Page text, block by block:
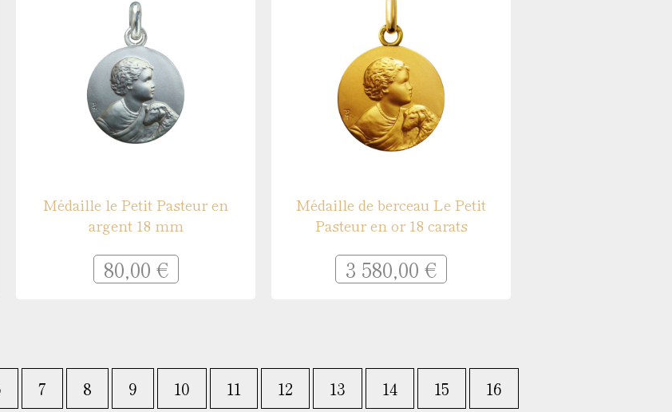
Médaille le Petit Pasteur en
argent 18 mm
80,00 €
Médaille de berceau Le Petit
Pasteur en or 18 carats
3 580,00 €
7 8 9 10 11 12 13 14 15 16